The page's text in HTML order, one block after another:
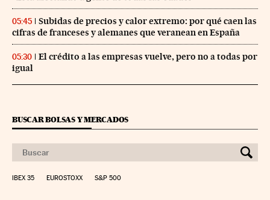
05:45
Subidas de precios y calor extremo: por qué caen las
cifras de franceses y alemanes que veranean en España
05:30
El crédito a las empresas vuelve, pero no a todas por
igual
BUSCAR BOLSAS Y MERCADOS
IBEX 35 EUROSTOXX S&P 500